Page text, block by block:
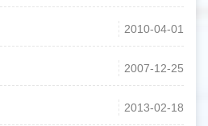
2010-04-01
2007-12-25
2013-02-18